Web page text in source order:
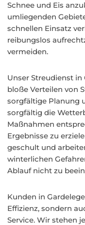
Schnee und Eis
umliegenden
schnellen Einsatz
reibungslos
vermeiden.
Unser Streudienst
bloße Verteilen von
sorgfältige Planung
sorgfältig die
Maßnahmen
Ergebnisse zu
geschult und
winterlichen
Ablauf nicht zu
Kunden in
Effizienz, sondern
Service. Wir stehen